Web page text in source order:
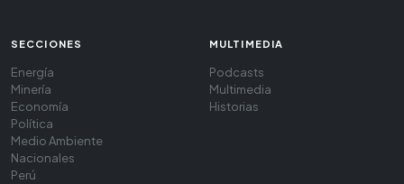
SECCIONES
Energía
Minería
Economía
Política
Medio Ambiente
Nacionales
Perú
MULTIMEDIA
Podcasts
Multimedia
Historias